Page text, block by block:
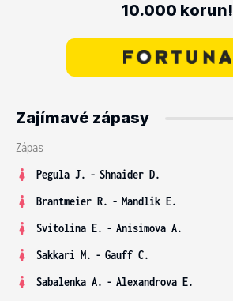
10.000 korun!
Zajímavé zápasy
Zápas
Pegula J. - Shnaider D.
Brantmeier R. - Mandlik E.
Svitolina E. - Anisimova A.
Sakkari M. - Gauff C.
Sabalenka A. - Alexandrova E.